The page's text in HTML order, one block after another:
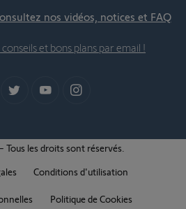
nos vidéos, notices et FAQ
et bons plans par email !
les droits sont réservés.
Conditions d'utilisation
Politique de Cookies